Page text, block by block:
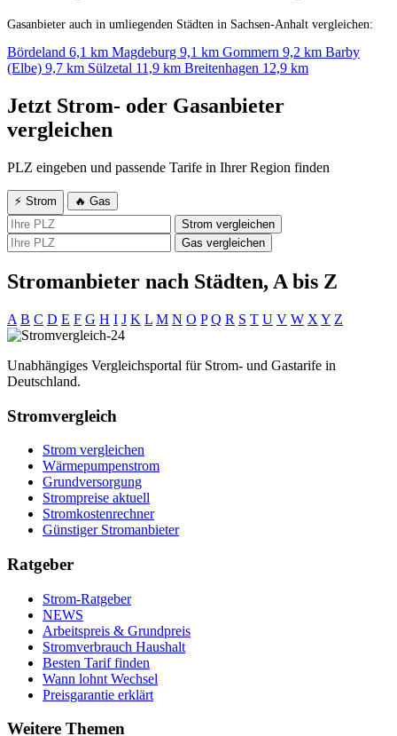
Gasanbieter auch in umliegenden Städten in Sachsen-Anhalt vergleichen:
Bördeland 6,1 km Magdeburg 9,1 km Gommern 9,2 km Barby
(Elbe) 9,7 km Sülzetal 11,9 km Breitenhagen 12,9 km
Jetzt Strom- oder Gasanbieter
vergleichen
PLZ eingeben und passende Tarife in Ihrer Region finden
⚡ Strom
🔥 Gas
Strom vergleichen
Gas vergleichen
Stromanbieter nach Städten, A bis Z
A B C D E F G H I J K L M N O P Q R S T U V W X Y Z
Unabhängiges Vergleichsportal für Strom- und Gastarife in
Deutschland.
Stromvergleich
Strom vergleichen
Wärmepumpenstrom
Grundversorgung
Strompreise aktuell
Stromkostenrechner
Günstiger Stromanbieter
Ratgeber
Strom-Ratgeber
NEWS
Arbeitspreis & Grundpreis
Stromverbrauch Haushalt
Besten Tarif finden
Wann lohnt Wechsel
Preisgarantie erklärt
Weitere Themen